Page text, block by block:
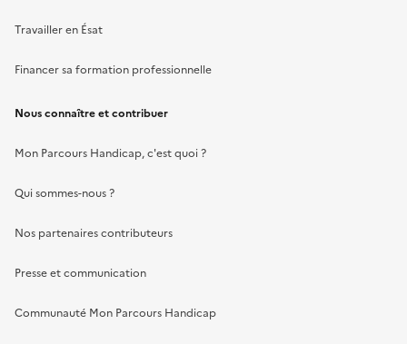
Travailler en Ésat
Financer sa formation professionnelle
Nous connaître et contribuer
Mon Parcours Handicap, c'est quoi ?
Qui sommes-nous ?
Nos partenaires contributeurs
Presse et communication
Communauté Mon Parcours Handicap